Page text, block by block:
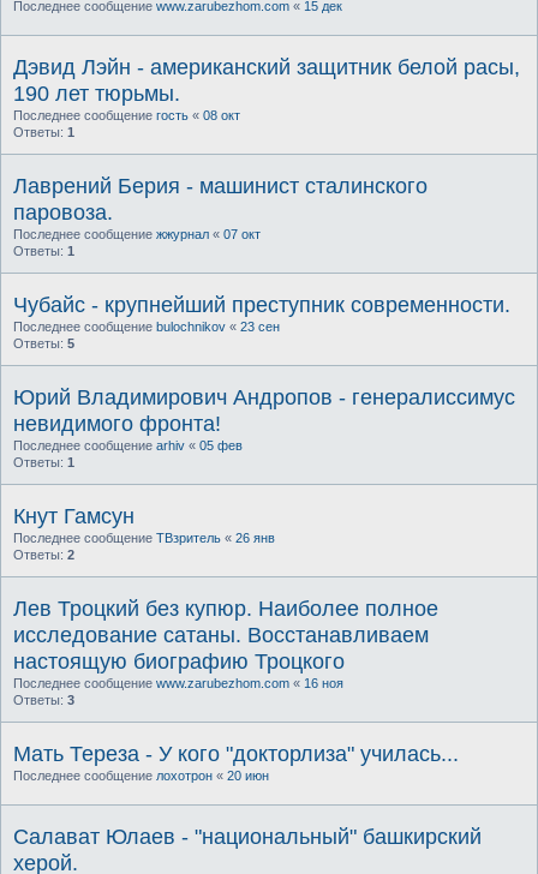
Последнее сообщение www.zarubezhom.com « 15 дек
Дэвид Лэйн - американский защитник белой расы,
190 лет тюрьмы.
Последнее сообщение гость « 08 окт
Ответы: 1
Лаврений Берия - машинист сталинского
паровоза.
Последнее сообщение жжурнал « 07 окт
Ответы: 1
Чубайс - крупнейший преступник современности.
Последнее сообщение bulochnikov « 23 сен
Ответы: 5
Юрий Владимирович Андропов - генералиссимус
невидимого фронта!
Последнее сообщение arhiv « 05 фев
Ответы: 1
Кнут Гамсун
Последнее сообщение ТВзритель « 26 янв
Ответы: 2
Лев Троцкий без купюр. Наиболее полное
исследование сатаны. Восстанавливаем
настоящую биографию Троцкого
Последнее сообщение www.zarubezhom.com « 16 ноя
Ответы: 3
Мать Тереза - У кого "докторлиза" училась...
Последнее сообщение лохотрон « 20 июн
Салават Юлаев - "национальный" башкирский
херой.